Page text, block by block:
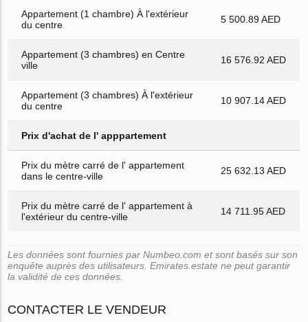
Appartement (1 chambre) À l'extérieur
du centre
5 500.89 AED
Appartement (3 chambres) en Centre
ville
16 576.92 AED
Appartement (3 chambres) À l'extérieur
du centre
10 907.14 AED
Prix d'achat de l' apppartement
Prix du mètre carré de l' appartement
dans le centre-ville
25 632.13 AED
Prix du mètre carré de l' appartement à
l'extérieur du centre-ville
14 711.95 AED
Les données sont fournies par Numbeo.com et sont basés sur son
enquête auprès des utilisateurs. Emirates.estate ne peut garantir
la validité de ces données.
CONTACTER LE VENDEUR